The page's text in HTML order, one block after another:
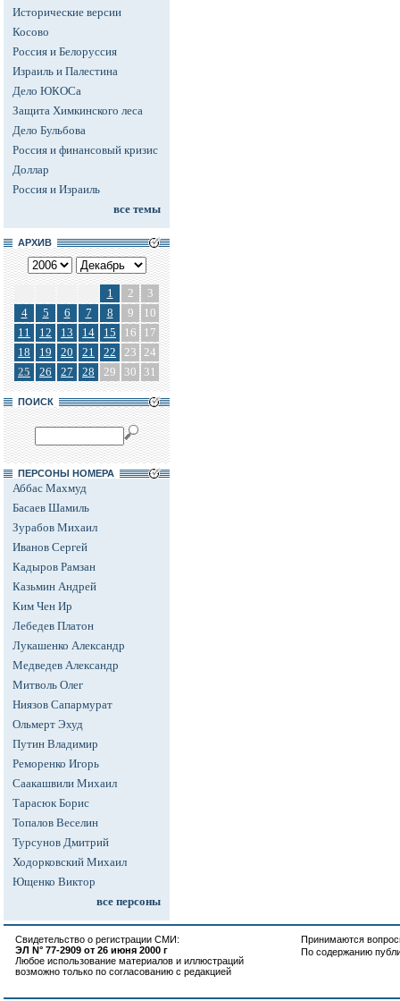
Исторические версии
Косово
Россия и Белоруссия
Израиль и Палестина
Дело ЮКОСа
Защита Химкинского леса
Дело Бульбова
Россия и финансовый кризис
Доллар
Россия и Израиль
все темы
АРХИВ
1 2
3
4
5 6 7 8 9
10
11
12 13 14 15 16
17
18
19 20 21 22 23 24
25
26 27 28 29 30 31
ПОИСК
ПЕРСОНЫ НОМЕРА
Аббас Махмуд
Басаев Шамиль
Зурабов Михаил
Иванов Сергей
Кадыров Рамзан
Казьмин Андрей
Ким Чен Ир
Лебедев Платон
Лукашенко Александр
Медведев Александр
Митволь Олег
Ниязов Сапармурат
Ольмерт Эхуд
Путин Владимир
Реморенко Игорь
Саакашвили Михаил
Тарасюк Борис
Топалов Веселин
Турсунов Дмитрий
Ходорковский Михаил
Ющенко Виктор
все персоны
Свидетельство о регистрации СМИ:
ЭЛ N° 77-2909 от 26 июня 2000 г
Любое использование материалов и иллюстраций
возможно только по согласованию с редакцией
Принимаются
По содержанию